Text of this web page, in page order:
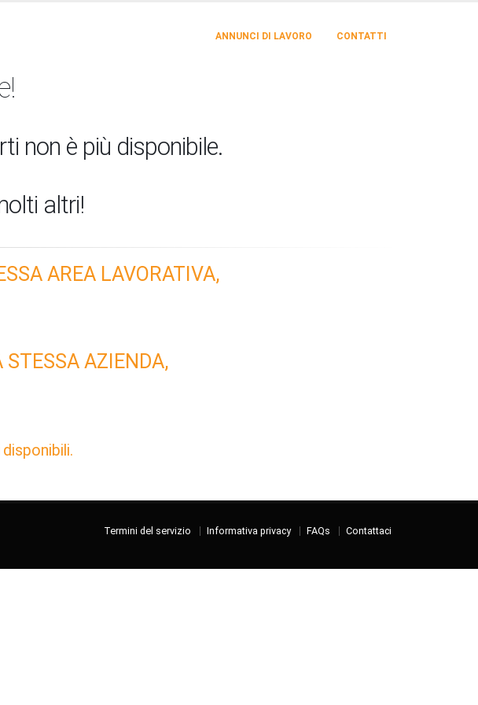
ANNUNCI DI LAVORO CONTATTI
non è più disponibile.
altri!
AREA LAVORATIVA,
AZIENDA,
Termini del servizio Informativa privacy FAQs Contattaci